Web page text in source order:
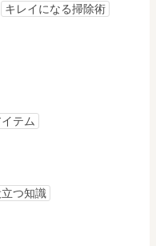
キレイになる掃除術
テム
つ知識